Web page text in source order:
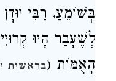
בְּשׁוֹמֵעַ. רַבִּי
לְשֶׁעָבַר הָיוּ
הָאֻמּוֹת (בראשית